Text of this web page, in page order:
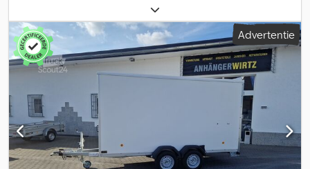
, ANHÄNGERWIRTZ, de online afhaalmarkt voor uw nieuwe
aanhanger, biedt sterke merkfabrikaten! meer dan 850 nieuwe
aanhangers op voorraad meer dan 130 gebruikte aanhangers
voortdurend in het aanbod Vrijblijvend voorbeeld: Rubriek
Driezijdige kippers kopen zolang de voorraad strekt! Böckmann
Kipper DK AL 3218/35 Profi Elektro + NHP 3500kg Driezijdige
kipper DK-AL 3218/35 Profi E 324x180x35cm 3500kg ALKO tandem
hooglader V-chassis, aluminium zijwanden met
hoekhendelvergrendelingen, aan alle 4 zijden neerklapbaar en
afneembaar, laadvloer met stalen plaat, elektrohydraulisch
kippend met eigen accu, noodhandpomp, noodstop, 2+2
Advertentie